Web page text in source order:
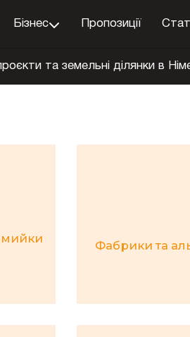
Бізнес Пропозиції
та земельні ділянки в
мийки
Фабрики та